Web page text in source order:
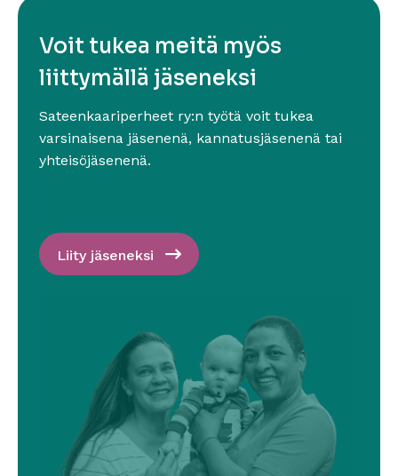
Voit tukea meitä myös
liittymällä jäseneksi
Sateenkaariperheet ry:n työtä voit tukea
varsinaisena jäsenenä, kannatusjäsenenä tai
yhteisöjäsenenä.
Liity jäseneksi